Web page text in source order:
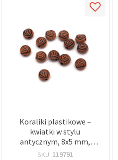
Koraliki plastikowe –
kwiatki w stylu
antycznym, 8x5 mm,
otwór: 1 mm, brązowe –
SKU: 119791